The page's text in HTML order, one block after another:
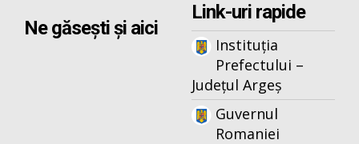
Ne găsești și aici
Link-uri rapide
Instituția
Prefectului –
Județul Argeș
Guvernul
Romaniei